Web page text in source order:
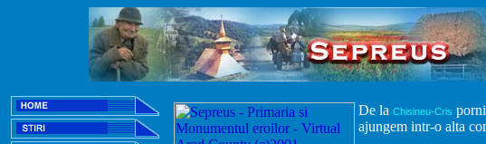
De la Chisineu-Cris
ajungem intr-o alta